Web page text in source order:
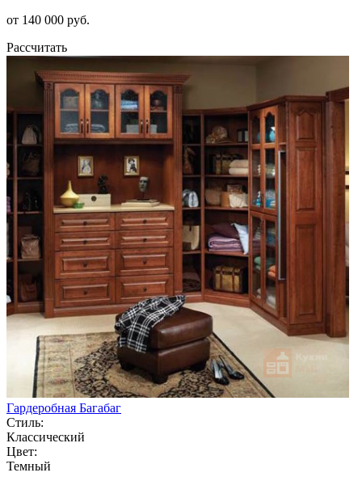
от 140 000 руб.
Рассчитать
Гардеробная Багабаг
Стиль:
Классический
Цвет:
Темный